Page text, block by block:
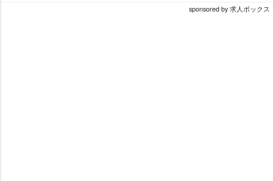
sponsored by 求人ボックス